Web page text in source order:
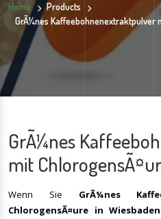
Home
Products
GrÃ¼nes Kaffeebohnenextraktpulver
GrÃ¼nes
mit
Wenn Sie GrÃ¼nes
ChlorogensÃ¤ure in Wiesbaden